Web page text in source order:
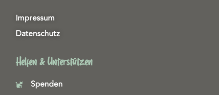
Impressum
Datenschutz
Helfen & Unterstützen
Spenden